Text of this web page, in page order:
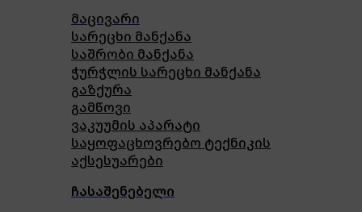
მაცივარი
სარეცხი მანქანა
საშრობი მანქანა
ჭურჭლის სარეცხი მანქანა
გაზქურა
გამწოვი
ვაკუუმის აპარატი
საყოფაცხოვრებო ტექნიკის
აქსესუარები
ჩასაშენებელი